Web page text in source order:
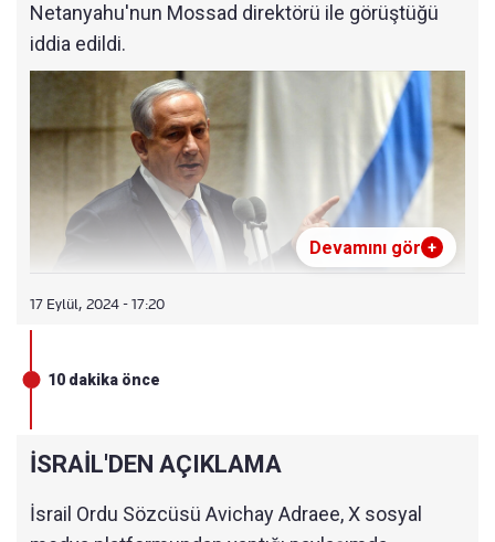
Netanyahu'nun Mossad direktörü ile görüştüğü
iddia edildi.
Devamını gör +
17 Eylül, 2024 - 17:20
10 dakika önce
İSRAİL'DEN AÇIKLAMA
İsrail Ordu Sözcüsü Avichay Adraee, X sosyal